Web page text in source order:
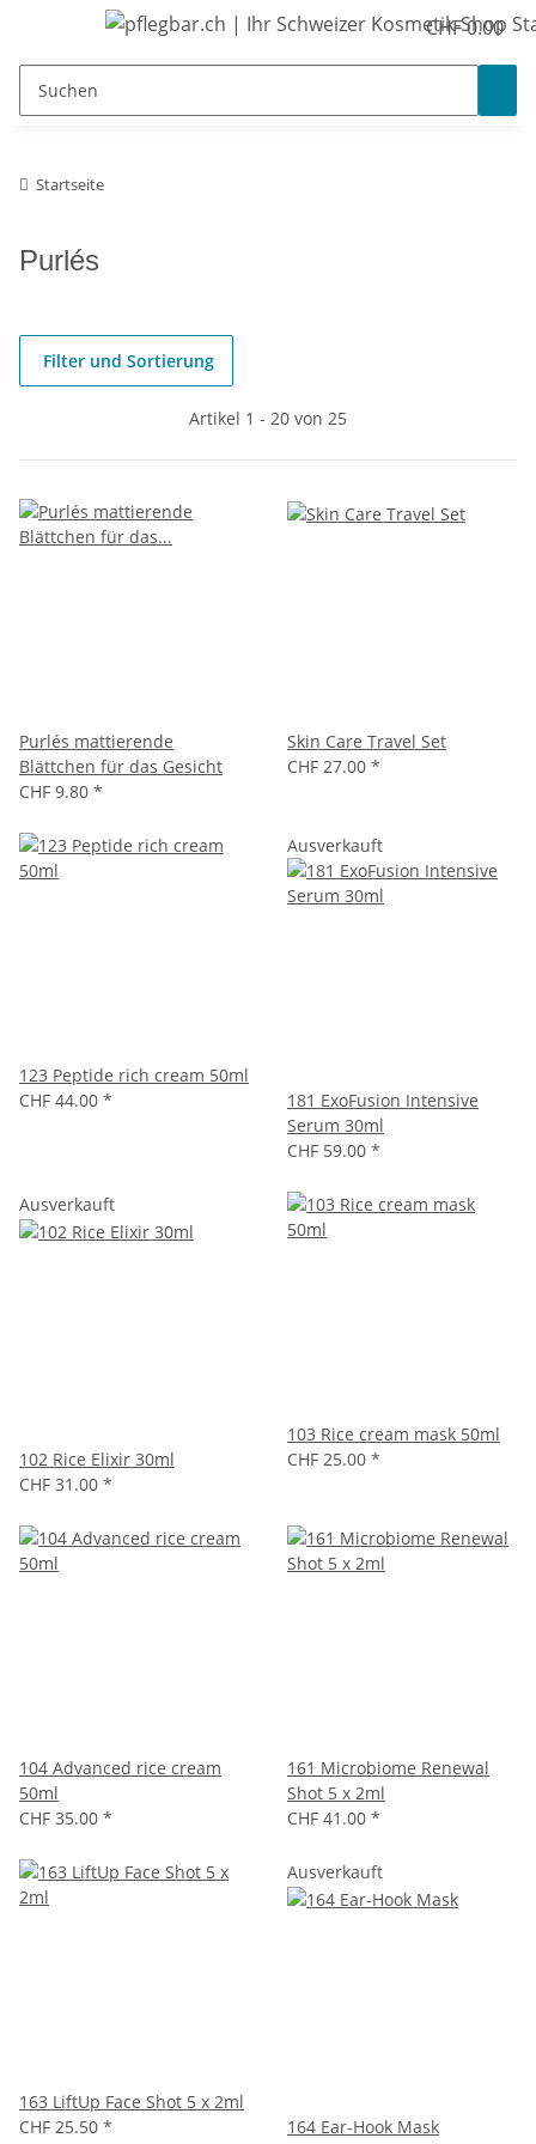
CHF 0.00
Startseite
Purlés
Filter und Sortierung
Artikel 1 - 20 von 25
Purlés mattierende
Blättchen für das Gesicht
CHF 9.80 *
Skin Care Travel Set
CHF 27.00 *
123 Peptide rich cream 50ml
CHF 44.00 *
Ausverkauft
181 ExoFusion Intensive
Serum 30ml
CHF 59.00 *
Ausverkauft
102 Rice Elixir 30ml
CHF 31.00 *
103 Rice cream mask 50ml
CHF 25.00 *
104 Advanced rice cream
50ml
CHF 35.00 *
161 Microbiome Renewal
Shot 5 x 2ml
CHF 41.00 *
163 LiftUp Face Shot 5 x 2ml
CHF 25.50 *
Ausverkauft
164 Ear-Hook Mask